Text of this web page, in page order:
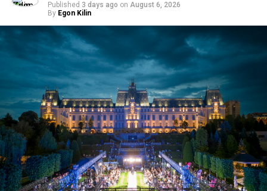
Published 3 days ago on August 6, 2026
By Egon Kilin